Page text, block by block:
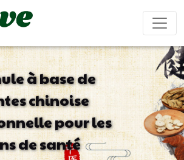
Complément
beauté
Renforcer
le
système
immunitaire
Ameliorer
ses
sexuel
Gélules Boisson solide
à base de
chinoise
pour les
de santé